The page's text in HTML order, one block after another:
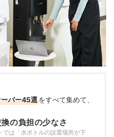
バー45選をすべて集めて、
の負担の少なさ
では「水ボトルの設置場所が下